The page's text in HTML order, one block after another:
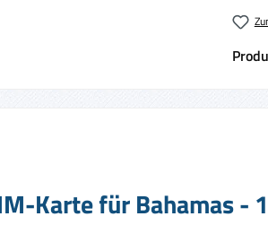
Karte für Bahamas -